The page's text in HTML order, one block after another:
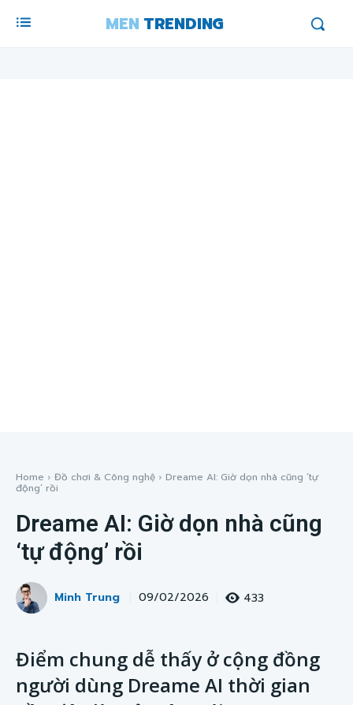
MEN TRENDING
Home Đồ chơi & Công nghệ Dreame AI: Giờ dọn nhà cũng ‘tự
động’ rồi
Dreame AI: Giờ dọn nhà cũng
‘tự động’ rồi
Minh Trung 09/02/2026 433
Điểm chung dễ thấy ở cộng đồng
người dùng Dreame AI thời gian